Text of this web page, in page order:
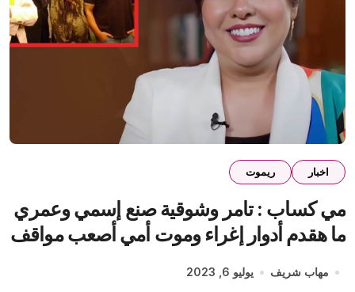
اخبار ريموت
مي كساب : تامر وشوقية صنع إسمي وعمري
ما هقدم أدوار إغراء وموت أمي أصعب مواقف
مهاب شريف يوليو 6, 2023